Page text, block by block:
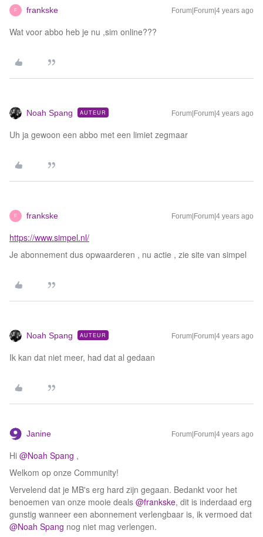
F frankske Forum|Forum|4 years ago
Wat voor abbo heb je nu ,sim online???
Noah Spang AUTEUR Forum|Forum|4 years ago
Uh ja gewoon een abbo met een limiet zegmaar
F frankske Forum|Forum|4 years ago
https://www.simpel.nl/
Je abonnement dus opwaarderen , nu actie , zie site van simpel
Noah Spang AUTEUR Forum|Forum|4 years ago
Ik kan dat niet meer, had dat al gedaan
Janine Forum|Forum|4 years ago
Hi @Noah Spang ,
Welkom op onze Community!
Vervelend dat je MB's erg hard zijn gegaan. Bedankt voor het
benoemen van onze mooie deals @frankske, dit is inderdaad erg
gunstig wanneer een abonnement verlengbaar is, ik vermoed dat
@Noah Spang nog niet mag verlengen.